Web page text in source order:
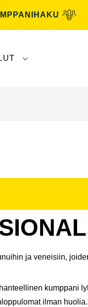
ja veneisiin,
kumppani
ilman